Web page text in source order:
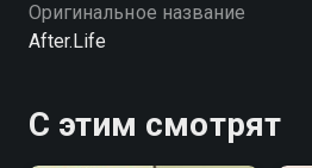
Оригинальное название
After.Life
С этим смотрят